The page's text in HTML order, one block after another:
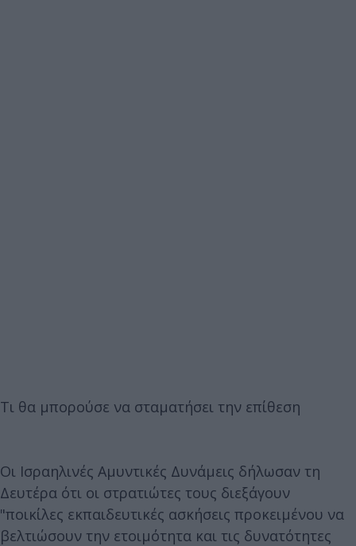
Τι θα μπορούσε να σταματήσει την επίθεση
Οι Ισραηλινές Αμυντικές Δυνάμεις δήλωσαν τη
Δευτέρα ότι οι στρατιώτες τους διεξάγουν
"ποικίλες εκπαιδευτικές ασκήσεις προκειμένου να
βελτιώσουν την ετοιμότητα και τις δυνατότητες